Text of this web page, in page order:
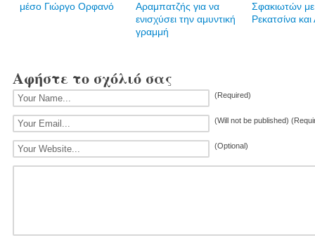
μέσο Γιώργο Ορφανό
Αραμπατζής για να
ενισχύσει την αμυντική
γραμμή
Σφακιωτών με
Ρεκατσίνα
Αφήστε το σχόλιό σας
(Required)
(Will not be published)
(Optional)